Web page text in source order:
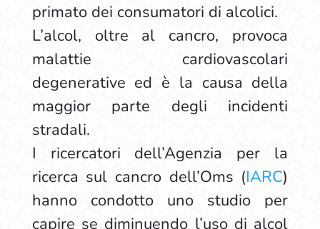
primato dei consumatori di alcolici.
L’alcol, oltre al cancro, provoca
malattie cardiovascolari
degenerative ed è la causa della
maggior parte degli incidenti
stradali.
I ricercatori dell’Agenzia per la
ricerca sul cancro dell’Oms (IARC)
hanno condotto uno studio per
capire se diminuendo l’uso di alcol